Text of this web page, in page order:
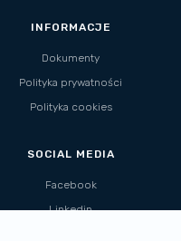
INFORMACJE
Dokumenty
Polityka prywatności
Polityka cookies
SOCIAL MEDIA
Facebook
Linkedin